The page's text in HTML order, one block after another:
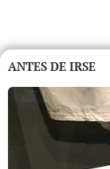
ANTES DE IRSE